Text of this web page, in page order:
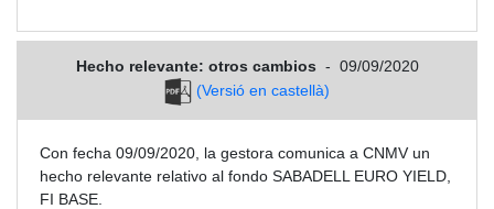
Hecho relevante: otros cambios - 09/09/2020
(Versió en castellà)
Con fecha 09/09/2020, la gestora comunica a CNMV un
hecho relevante relativo al fondo SABADELL EURO YIELD,
FI BASE.